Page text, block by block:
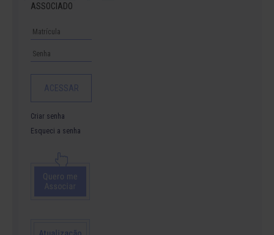
ASSOCIADO
Criar senha
Esqueci a senha